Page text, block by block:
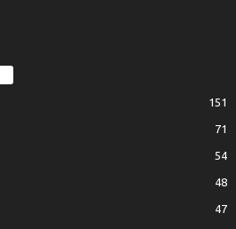
151
71
54
48
47